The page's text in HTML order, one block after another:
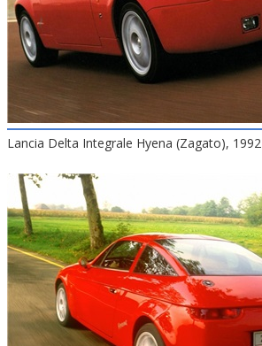
Lancia Delta Integrale Hyena (Zagato), 1992